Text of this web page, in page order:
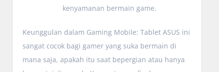
kenyamanan bermain game.
Keunggulan dalam Gaming Mobile: Tablet ASUS ini
sangat cocok bagi gamer yang suka bermain di
mana saja, apakah itu saat bepergian atau hanya